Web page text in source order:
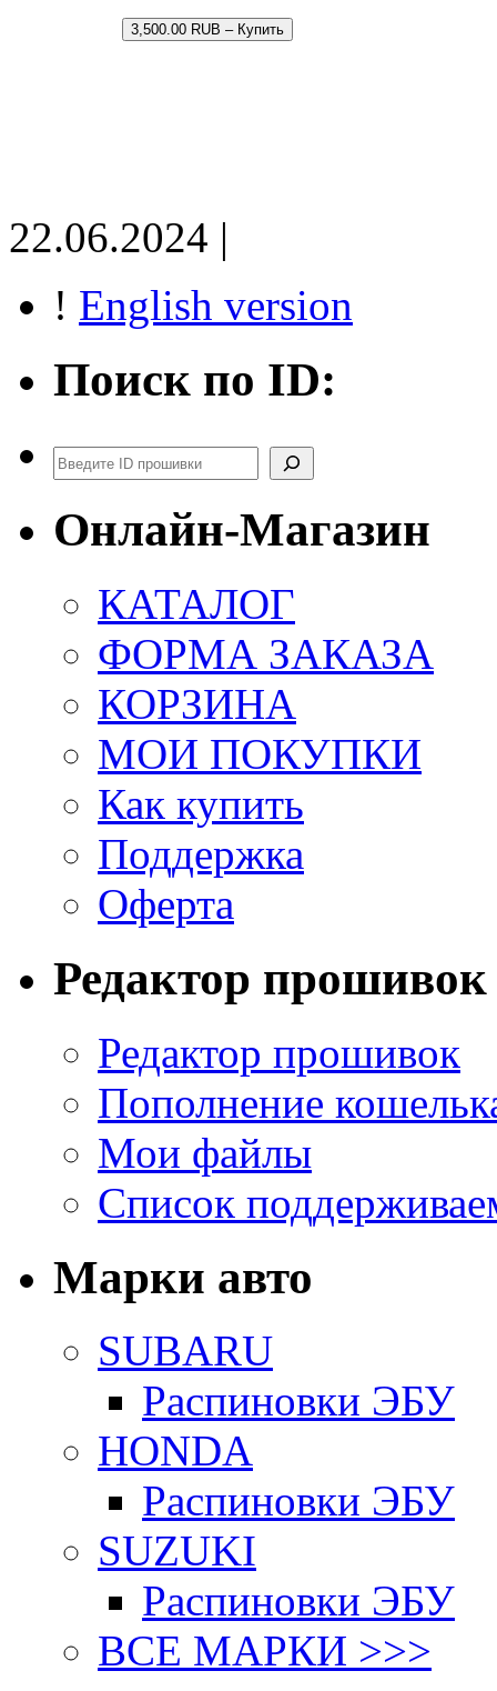
3,500.00 RUB – Купить
22.06.2024 |
! English version
Поиск по ID:
Поиск
Онлайн-Магазин
КАТАЛОГ
ФОРМА ЗАКАЗА
КОРЗИНА
МОИ ПОКУПКИ
Как купить
Поддержка
Оферта
Редактор прошивок
Редактор прошивок
Пополнение
Мои файлы
Список
Марки авто
SUBARU
Распиновки ЭБУ
HONDA
Распиновки ЭБУ
SUZUKI
Распиновки ЭБУ
ВСЕ МАРКИ >>>